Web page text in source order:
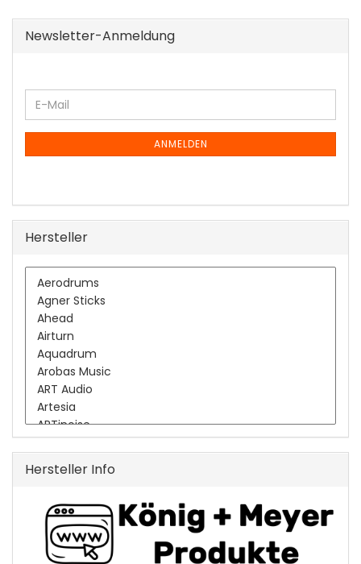
Newsletter-Anmeldung
WEITER
ZUR
NEWSLETTER-
E-
Mail
ANMELDEN
Hersteller
Hersteller Info